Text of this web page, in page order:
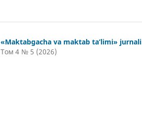
«Maktabgacha va maktab ta’limi» jurnali
Том 4 № 5 (2026)